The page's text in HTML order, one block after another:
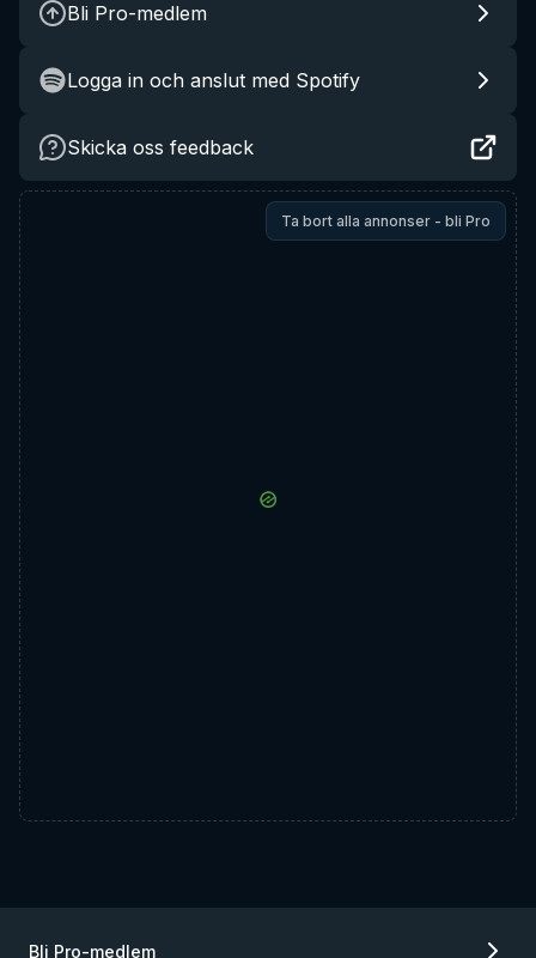
Bli Pro-medlem
Logga in och anslut med Spotify
Skicka oss feedback
Ta bort alla annonser - bli Pro
Bli Pro-medlem